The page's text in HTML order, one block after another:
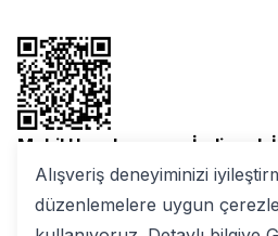
Alışveriş deneyiminizi
düzenlemelere uygun
Mobil Uygulamamızı